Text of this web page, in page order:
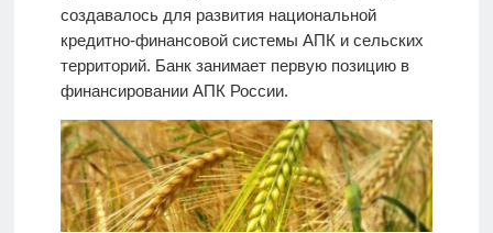
создавалось для развития национальной
кредитно-финансовой системы АПК и сельских
территорий. Банк занимает первую позицию в
финансировании АПК России.